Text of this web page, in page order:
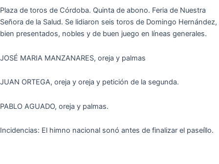
Plaza de toros de Córdoba. Quinta de abono. Feria de Nuestra
Señora de la Salud. Se lidiaron seis toros de Domingo Hernández,
bien presentados, nobles y de buen juego en líneas generales.
JOSÉ MARIA MANZANARES, oreja y palmas
JUAN ORTEGA, oreja y oreja y petición de la segunda.
PABLO AGUADO, oreja y palmas.
Incidencias: El himno nacional sonó antes de finalizar el paseíllo.